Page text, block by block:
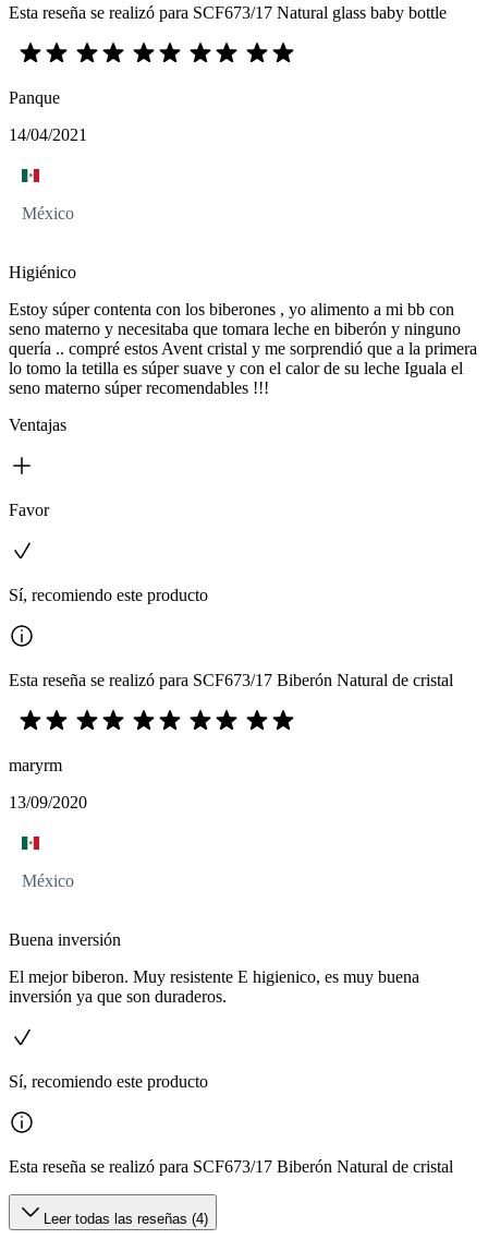
Esta reseña se realizó para SCF673/17 Natural glass baby bottle
Panque
14/04/2021
México
Higiénico
Estoy súper contenta con los biberones , yo alimento a mi bb con
seno materno y necesitaba que tomara leche en biberón y ninguno
quería .. compré estos Avent cristal y me sorprendió que a la primera
lo tomo la tetilla es súper suave y con el calor de su leche Iguala el
seno materno súper recomendables !!!
Ventajas
Favor
Sí, recomiendo este producto
Esta reseña se realizó para SCF673/17 Biberón Natural de cristal
maryrm
13/09/2020
México
Buena inversión
El mejor biberon. Muy resistente E higienico, es muy buena
inversión ya que son duraderos.
Sí, recomiendo este producto
Esta reseña se realizó para SCF673/17 Biberón Natural de cristal
Leer todas las reseñas (4)